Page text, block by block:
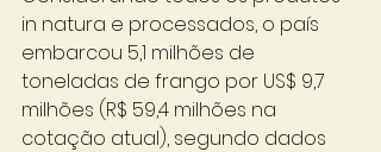
in natura e processados, o país
embarcou 5,1 milhões de
toneladas de frango por US$ 9,7
milhões (R$ 59,4 milhões na
cotação atual), segundo dados